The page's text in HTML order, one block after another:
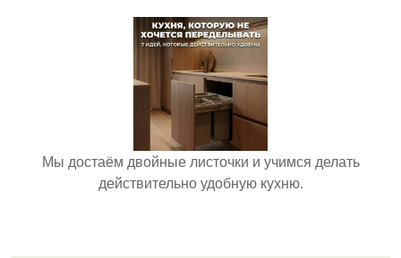
Мы достаём двойные листочки и учимся делать
действительно удобную кухню.